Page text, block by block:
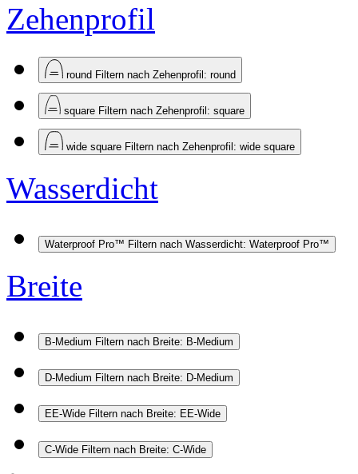
Zehenprofil
round Filtern nach Zehenprofil: round
square Filtern nach Zehenprofil: square
wide square Filtern nach Zehenprofil: wide square
Wasserdicht
Waterproof Pro™ Filtern nach Wasserdicht: Waterproof Pro™
Breite
B-Medium Filtern nach Breite: B-Medium
D-Medium Filtern nach Breite: D-Medium
EE-Wide Filtern nach Breite: EE-Wide
C-Wide Filtern nach Breite: C-Wide